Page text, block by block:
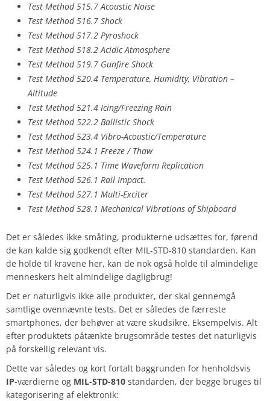
Test Method 515.7 Acoustic Noise
Test Method 516.7 Shock
Test Method 517.2 Pyroshock
Test Method 518.2 Acidic Atmosphere
Test Method 519.7 Gunfire Shock
Test Method 520.4 Temperature, Humidity, Vibration –
Altitude
Test Method 521.4 Icing/Freezing Rain
Test Method 522.2 Ballistic Shock
Test Method 523.4 Vibro-Acoustic/Temperature
Test Method 524.1 Freeze / Thaw
Test Method 525.1 Time Waveform Replication
Test Method 526.1 Rail Impact.
Test Method 527.1 Multi-Exciter
Test Method 528.1 Mechanical Vibrations of Shipboard
Det er således ikke småting, produkterne udsættes for, førend
de kan kalde sig godkendt efter MIL-STD-810 standarden. Kan
de holde til kravene her, kan de nok også holde til almindelige
menneskers helt almindelige dagligbrug!
Det er naturligvis ikke alle produkter, der skal gennemgå
samtlige ovennævnte tests. Det er således de færreste
smartphones, der behøver at være skudsikre. Eksempelvis. Alt
efter produktets påtænkte brugsområde testes det naturligvis
på forskellig relevant vis.
Dette var således og kort fortalt baggrunden for henholdsvis
IP-værdierne og MIL-STD-810 standarden, der begge bruges til
kategorisering af elektronik: